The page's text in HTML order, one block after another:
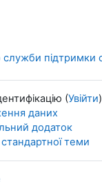
служби підтримки
(Увійти)
даних
додаток
теми